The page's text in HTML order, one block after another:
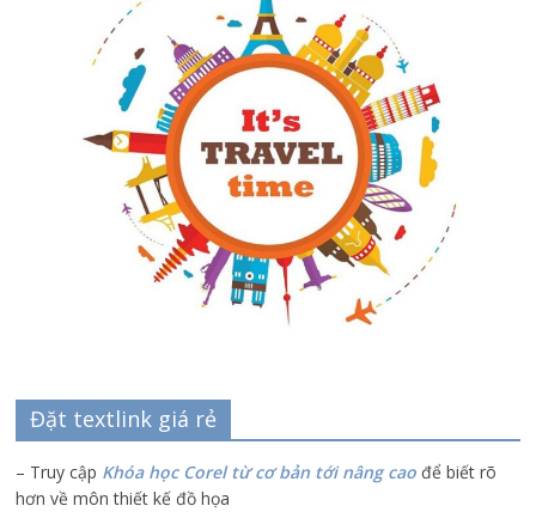
Đặt textlink giá rẻ
– Truy cập Khóa học Corel từ cơ bản tới nâng cao để biết rõ
hơn về môn thiết kế đồ họa